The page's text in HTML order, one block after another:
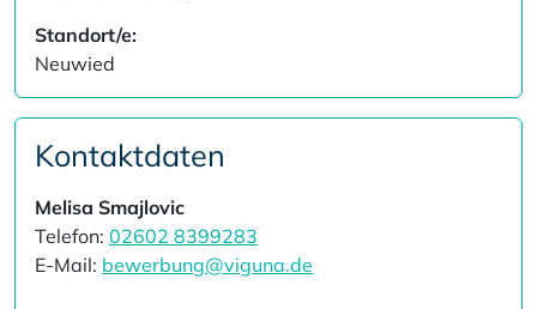
Standort/e:
Neuwied
Kontaktdaten
Melisa Smajlovic
Telefon: 02602 8399283
E-Mail: bewerbung@viguna.de